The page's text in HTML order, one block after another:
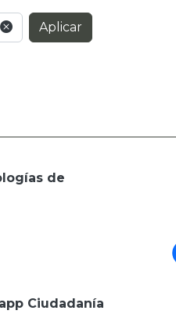
Aplicar
de
Ciudadanía